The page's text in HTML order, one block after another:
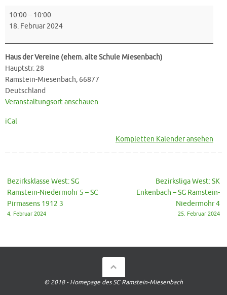
Kreisklasse
Ramstein-
Niedermohr
8
-
SG
Ramstein-
9
10:00– 10:00
18. Februar 2024
Haus der Vereine (ehem. alte Schule Miesenbach)
Hauptstr. 28
Ramstein-Miesenbach, 66877
Deutschland
Veranstaltungsort anschauen
iCal
Kompletten Kalender ansehen
Bezirksklasse West: SG
Ramstein-Niedermohr 5 – SC
Pirmasens 1912 3
4. Februar 2024
Bezirksliga West: SK
Enkenbach – SG Ramstein-
Niedermohr 4
25. Februar 2024
© 2018 - Homepage des SC Ramstein-Miesenbach